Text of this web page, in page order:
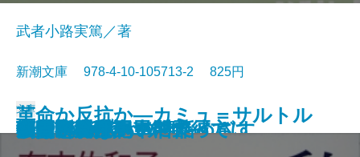
けものたちは故郷をめざす
エロ事師たち
恋愛論
藤十郎の恋・恩讐の彼方に
華岡青洲の妻
地下室の手記
一千一秒物語
人斬り以蔵
革命か反抗か―カミュ＝サルトル
論争―
人生論・愛について
武者小路実篤／著
新潮文庫 978-4-10-105713-2 825円
文庫
私は忘れない
夢判断〔上〕
夢判断〔下〕
金色夜叉
ペスト
李陵・山月記
マクベス
機械・春は馬車に乗って
刺青・秘密
シーシュポスの神話